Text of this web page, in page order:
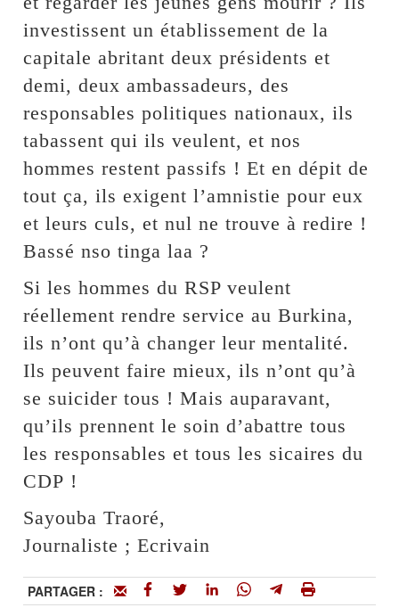
investissent un établissement de la
capitale abritant deux présidents et
demi, deux ambassadeurs, des
responsables politiques nationaux, ils
tabassent qui ils veulent, et nos
hommes restent passifs ! Et en dépit de
tout ça, ils exigent l’amnistie pour eux
et leurs culs, et nul ne trouve à redire !
Bassé nso tinga laa ?
Si les hommes du RSP veulent
réellement rendre service au Burkina,
ils n’ont qu’à changer leur mentalité.
Ils peuvent faire mieux, ils n’ont qu’à
se suicider tous ! Mais auparavant,
qu’ils prennent le soin d’abattre tous
les responsables et tous les sicaires du
CDP !
Sayouba Traoré,
Journaliste ; Ecrivain
PARTAGER :